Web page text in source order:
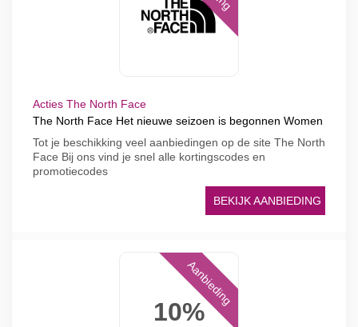
Acties The North Face
The North Face Het nieuwe seizoen is begonnen Women
Tot je beschikking veel aanbiedingen op de site The North
Face Bij ons vind je snel alle kortingscodes en
promotiecodes
BEKIJK AANBIEDING
10%
Aanbieding